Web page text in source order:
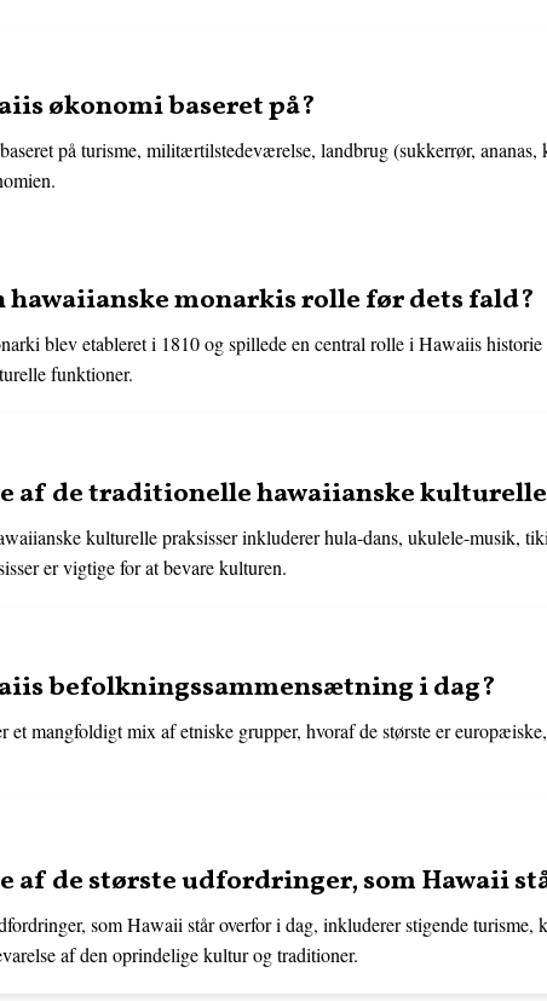
økonomi baseret på?
på turisme, militærtilstedeværelse, landbrug (sukkerrør,
hawaiianske monarkis rolle før dets fald?
blev etableret i 1810 og spillede en central rolle i Hawaiis
funktioner.
af de traditionelle hawaiianske
kulturelle praksisser inkluderer hula-dans, ukulele-musik,
er vigtige for at bevare kulturen.
befolkningssammensætning i dag?
et mangfoldigt mix af etniske grupper, hvoraf de største er
af de største udfordringer, som Hawaii
som Hawaii står overfor i dag, inkluderer stigende
af den oprindelige kultur og traditioner.